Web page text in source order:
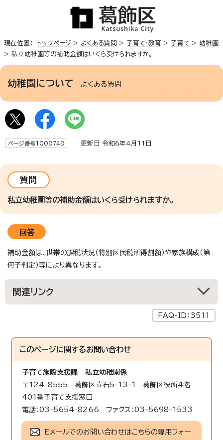
現在位置： トップページ > よくある質問 > 子育て・教育 > 子育て > 幼稚園
> 私立幼稚園等の補助金額はいくら受けられますか。
幼稚園について よくある質問
ページ番号1008748 更新日 令和6年4月11日
質問
私立幼稚園等の補助金額はいくら受けられますか。
回答
補助金額は、世帯の課税状況（特別区民税所得割額）や家族構成（第
何子判定）等により異なります。
関連リンク
FAQ-ID：3511
このページに関するお問い合わせ
子育て施設支援課
私立幼稚園係
〒124-8555 葛飾区立石5-13-1 葛飾区役所4階
401番子育て支援窓口
電話：03-5654-8266 ファクス：03-5698-1533
Eメールでのお問い合わせはこちらの専用フォー